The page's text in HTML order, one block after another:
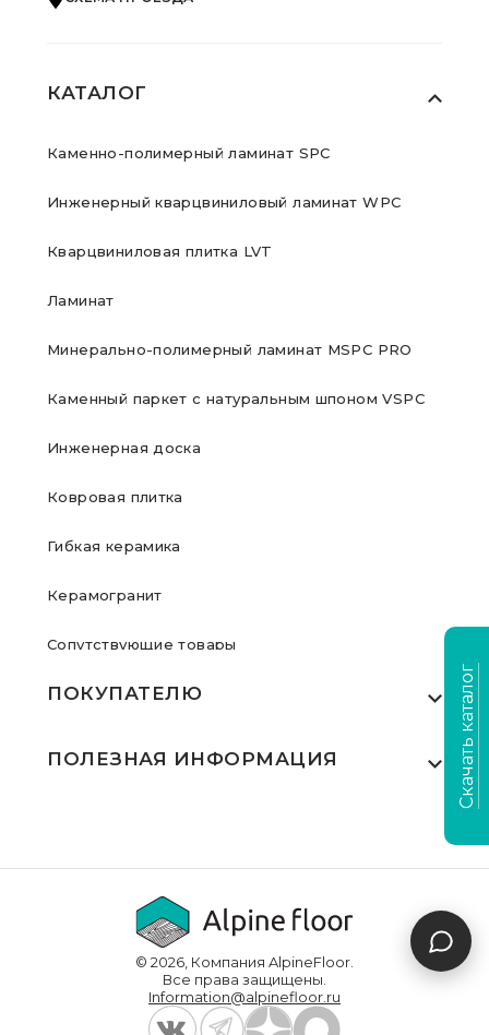
КАТАЛОГ
Каменно-полимерный ламинат SPC
Инженерный кварцвиниловый ламинат WPC
Кварцвиниловая плитка LVT
Ламинат
Минерально-полимерный ламинат MSPC PRO
Каменный паркет с натуральным шпоном VSPC
Инженерная доска
Ковровая плитка
Гибкая керамика
Керамогранит
Сопутствующие товары
ПОКУПАТЕЛЮ
Где купить
Выполненные проекты
Доставка и оплата
ПОЛЕЗНАЯ ИНФОРМАЦИЯ
Видеообзоры
Для дилеров
Инструкции по укладке
Часто задаваемые вопросы
© 2026, Компания AlpineFloor.
Все права защищены.
Information@alpinefloor.ru
Скачать каталог